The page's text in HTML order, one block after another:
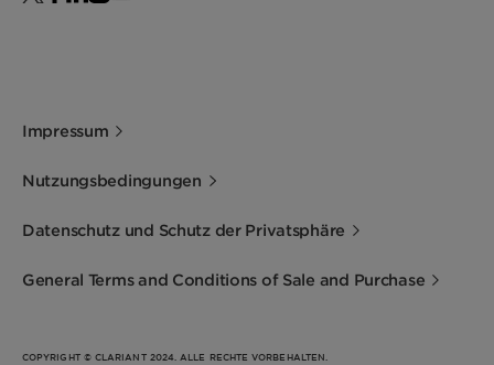
Impressum
Nutzungsbedingungen
Datenschutz und Schutz der Privatsphäre
General Terms and Conditions of Sale and Purchase
COPYRIGHT © CLARIANT 2024. ALLE RECHTE VORBEHALTEN.